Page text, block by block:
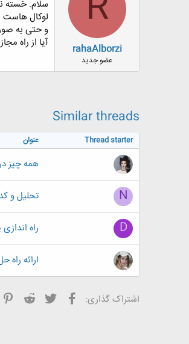
و
خ
ش
rahaAlborzi
عضو جدید
سلام. خسته
و حتی به
آیا از راه
Similar threads
Thread starter عنوان
همه چیز
N تحلیل و
D راه
ارائه راه
اشتراک گذاری: فیسبوکتویتر Reddit